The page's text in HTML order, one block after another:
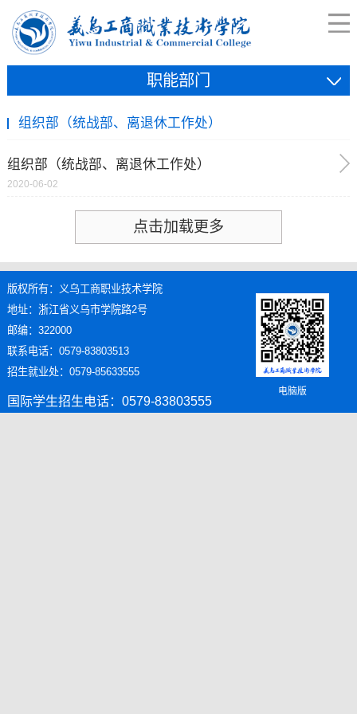
职能部门
组织部（统战部、离退休工作处）
组织部（统战部、离退休工作处）
2020-06-02
点击加载更多
版权所有：义乌工商职业技术学院
地址：浙江省义乌市学院路2号
邮编：322000
联系电话：0579-83803513
招生就业处：0579-85633555
国际学生招生电话：0579-83803555
电脑版